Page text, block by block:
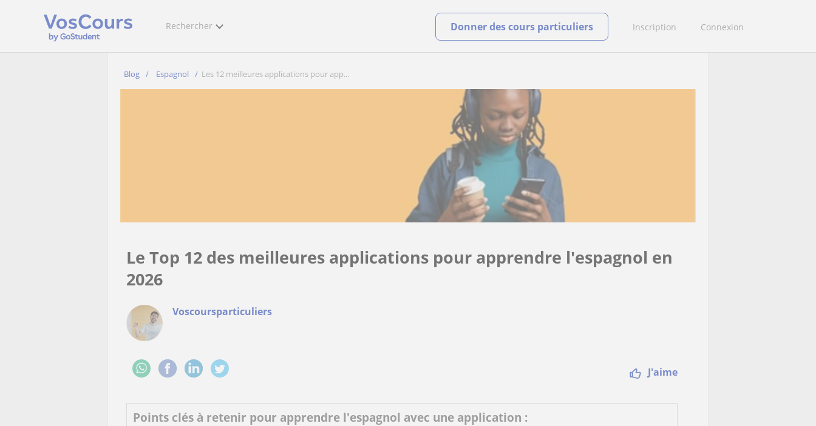
Rechercher Inscription Connexion
Donner des cours particuliers
Blog Espagnol Les 12 meilleures applications pour app...
Le Top 12 des meilleures applications pour apprendre l'espagnol en
2026
Voscoursparticuliers
J'aime
Points clés à retenir pour apprendre l'espagnol avec une application :